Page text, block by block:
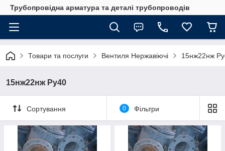
Трубопровідна арматура та деталі трубопроводів
Товари та послуги Вентиля Нержавіючі 15нж22нж
15нж22нж Ру40
Сортування 0 Фільтри